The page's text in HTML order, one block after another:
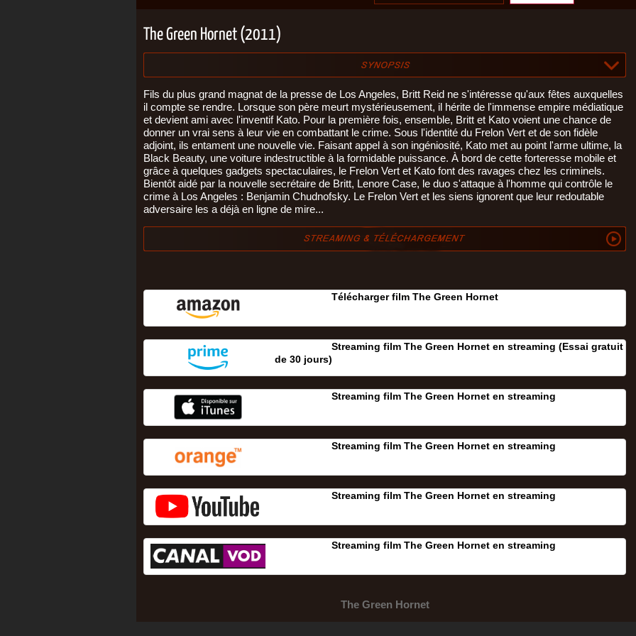
The Green Hornet (2011)
Fils du plus grand magnat de la presse de Los Angeles, Britt Reid ne s'intéresse qu'aux fêtes auxquelles
il compte se rendre. Lorsque son père meurt mystérieusement, il hérite de l'immense empire médiatique
et devient ami avec l'inventif Kato. Pour la première fois, ensemble, Britt et Kato voient une chance de
donner un vrai sens à leur vie en combattant le crime. Sous l'identité du Frelon Vert et de son fidèle
adjoint, ils entament une nouvelle vie. Faisant appel à son ingéniosité, Kato met au point l'arme ultime, la
Black Beauty, une voiture indestructible à la formidable puissance. À bord de cette forteresse mobile et
grâce à quelques gadgets spectaculaires, le Frelon Vert et Kato font des ravages chez les criminels.
Bientôt aidé par la nouvelle secrétaire de Britt, Lenore Case, le duo s'attaque à l'homme qui contrôle le
crime à Los Angeles : Benjamin Chudnofsky. Le Frelon Vert et les siens ignorent que leur redoutable
adversaire les a déjà en ligne de mire...
Télécharger film The Green Hornet
Streaming film The Green Hornet en streaming (Essai gratuit
de 30 jours‎)
Streaming film The Green Hornet en streaming
Streaming film The Green Hornet en streaming
Streaming film The Green Hornet en streaming
Streaming film The Green Hornet en streaming
The Green Hornet